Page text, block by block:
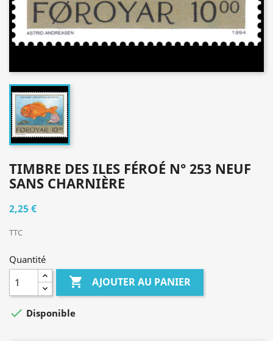
TIMBRE DES ILES FÉROÉ N° 253 NEUF
SANS CHARNIÈRE
2,25 €
TTC
Quantité
 AJOUTER AU PANIER
 Disponible